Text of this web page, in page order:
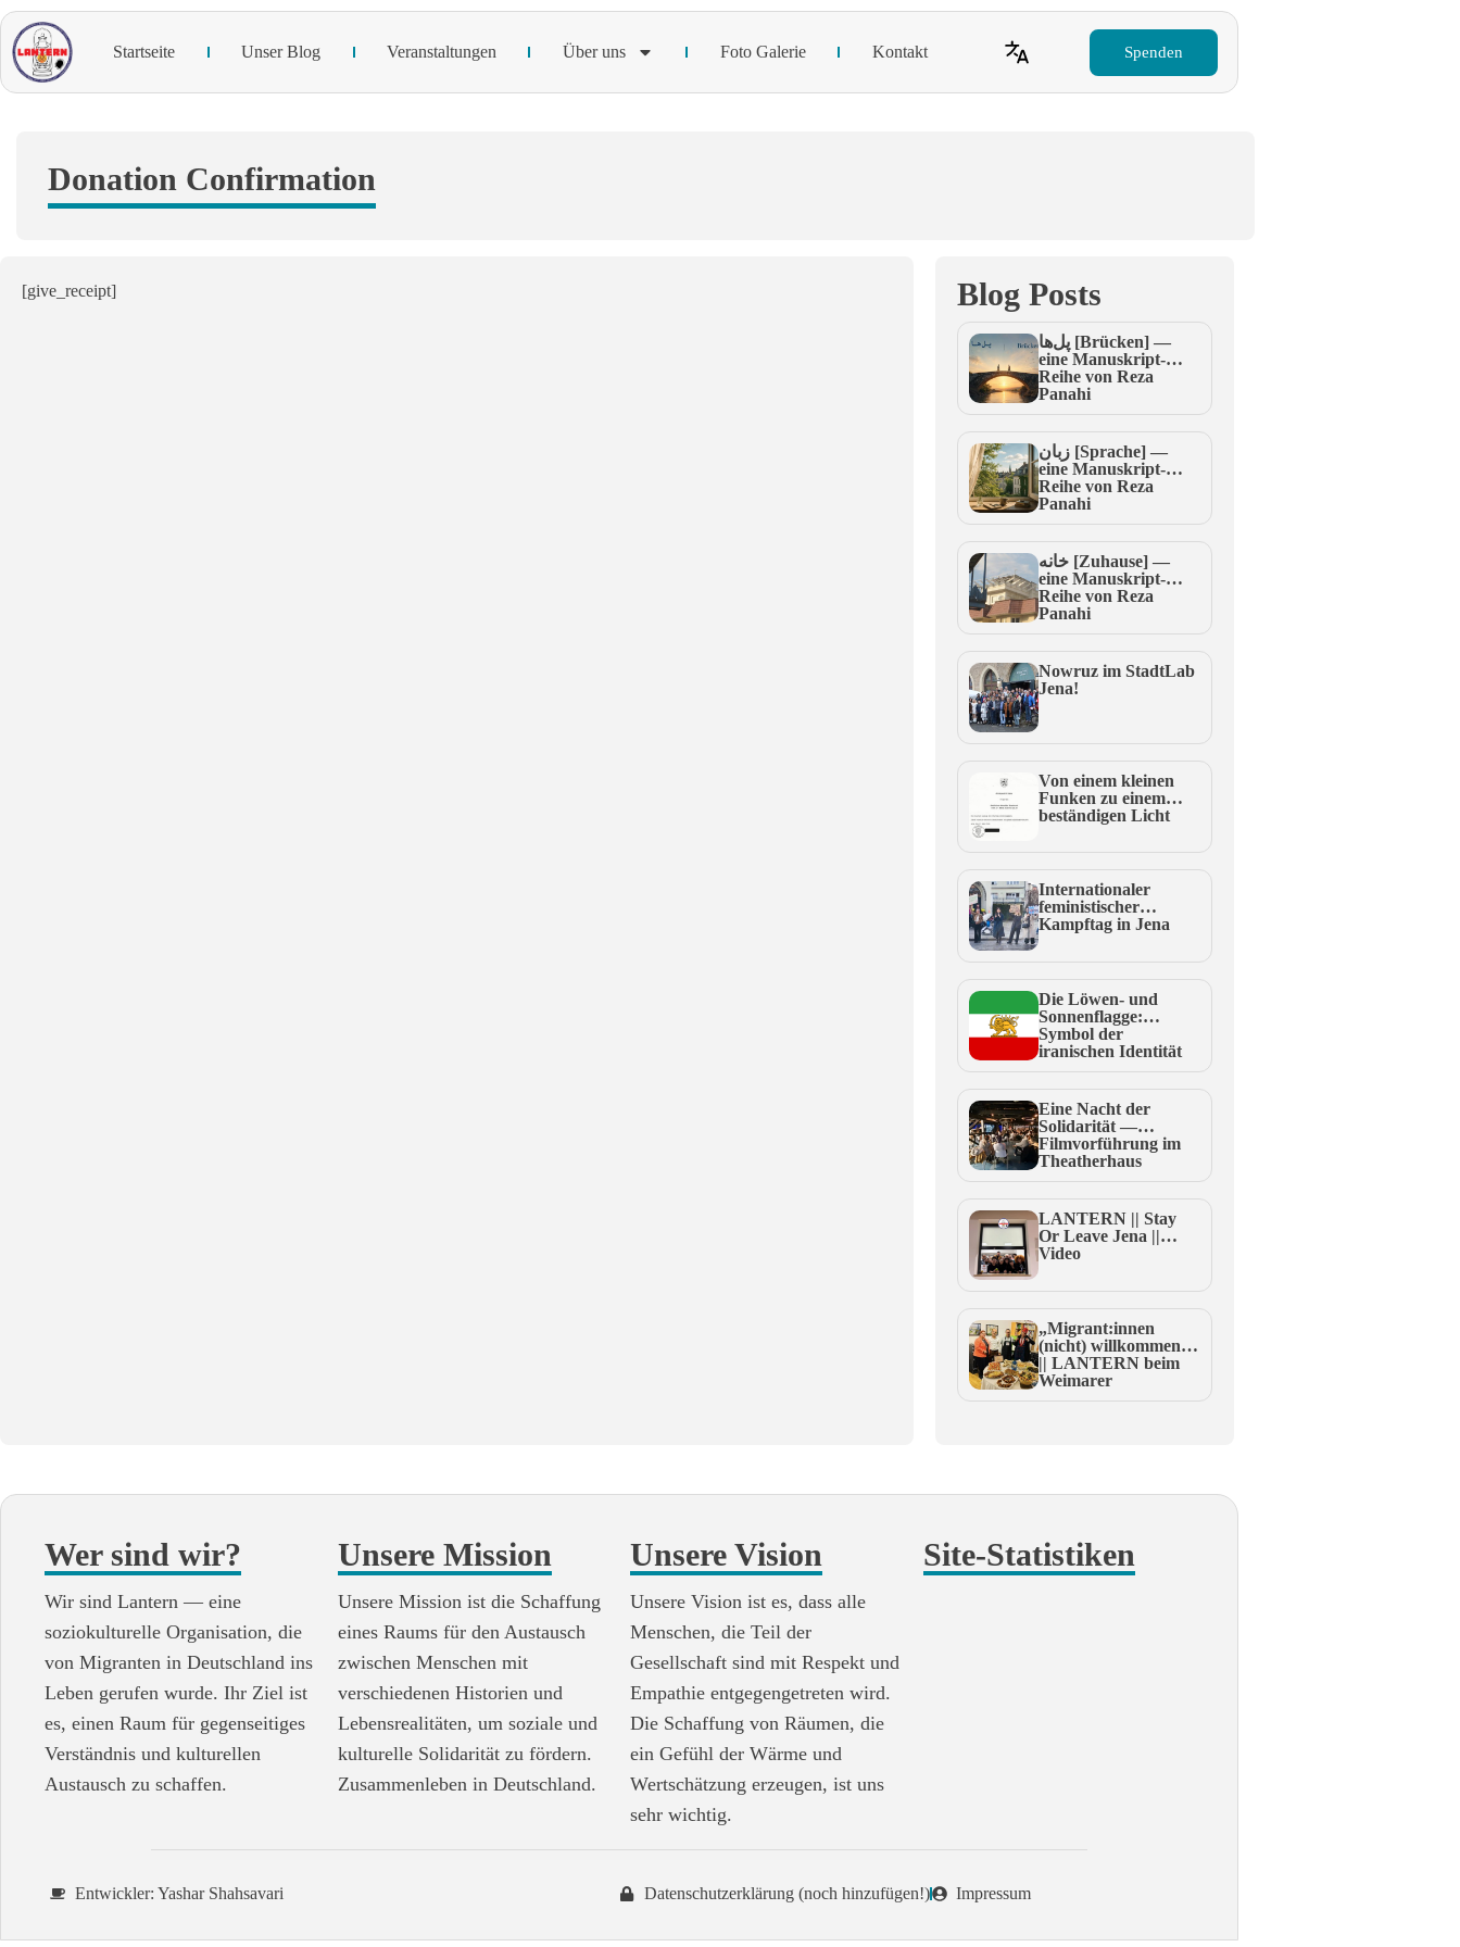
Startseite Unser Blog Veranstaltungen Über uns Foto Galerie Kontakt Spenden
Donation Confirmation
[give_receipt] Blog Posts
پل‌ها [Brücken] —
eine Manuskript-
Reihe von Reza
Panahi
زبان [Sprache] —
eine Manuskript-
Reihe von Reza
Panahi
خانه [Zuhause] —
eine Manuskript-
Reihe von Reza
Panahi
Nowruz im StadtLab
Jena!
Von einem kleinen
Funken zu einem
beständigen Licht
Internationaler
feministischer
Kampftag in Jena
Die Löwen- und
Sonnenflagge:
Symbol der
iranischen Identität
oder radikaler
Nationalismus? ||
Gastbeitrag
Eine Nacht der
Solidarität —
Filmvorführung im
Theatherhaus
LANTERN || Stay
Or Leave Jena ||
Video
„Migrant:innen
(nicht) willkommen?“
|| LANTERN beim
Weimarer
Rendezvous
Wer sind wir?
Wir sind Lantern — eine
soziokulturelle Organisation, die
von Migranten in Deutschland ins
Leben gerufen wurde. Ihr Ziel ist
es, einen Raum für gegenseitiges
Verständnis und kulturellen
Austausch zu schaffen.
Unsere Mission
Unsere Mission ist die Schaffung
eines Raums für den Austausch
zwischen Menschen mit
verschiedenen Historien und
Lebensrealitäten, um soziale und
kulturelle Solidarität zu fördern.
Zusammenleben in Deutschland.
Unsere Vision
Unsere Vision ist es, dass alle
Menschen, die Teil der
Gesellschaft sind mit Respekt und
Empathie entgegengetreten wird.
Die Schaffung von Räumen, die
ein Gefühl der Wärme und
Wertschätzung erzeugen, ist uns
sehr wichtig.
Site-Statistiken
Entwickler: Yashar Shahsavari Datenschutzerklärung (noch hinzufügen!) Impressum